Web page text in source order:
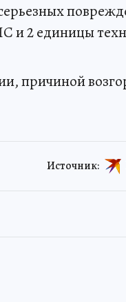
и 2 единицы
причиной
Источник: